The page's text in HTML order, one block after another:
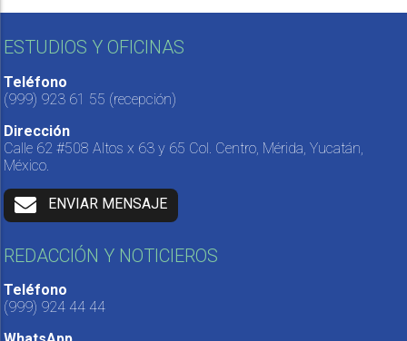
ESTUDIOS Y OFICINAS
Teléfono
(999) 923 61 55 (recepción)
Dirección
Calle 62 #508 Altos x 63 y 65 Col. Centro, Mérida, Yucatán,
México.
ENVIAR MENSAJE
REDACCIÓN Y NOTICIEROS
Teléfono
(999) 924 44 44